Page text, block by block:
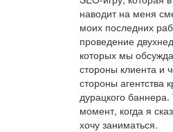
наводит на меня
моих последних
проведение
которых мы
стороны клиента и
стороны агентства
дурацкого
момент, когда я
хочу заниматься.